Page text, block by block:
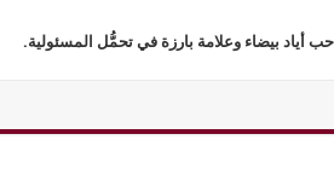
أياد بيضاء وعلامة بارزة في تحمُّل المسئولية.